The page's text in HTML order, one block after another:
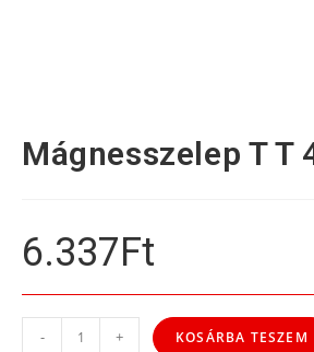
Mágnesszelep T T
6.337Ft
- + KOSÁRBA TESZEM